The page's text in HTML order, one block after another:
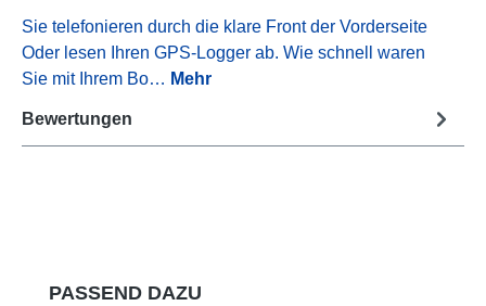
Sie telefonieren durch die klare Front der Vorderseite
Oder lesen Ihren GPS-Logger ab. Wie schnell waren
Sie mit Ihrem Bo… Mehr
Bewertungen
Produktgalerie überspringen
PASSEND DAZU